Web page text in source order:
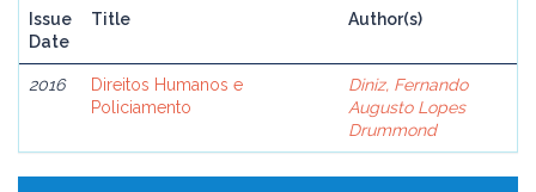
Issue
Date
Title Author(s)
2016
Direitos Humanos e
Policiamento
Diniz, Fernando
Augusto Lopes
Drummond